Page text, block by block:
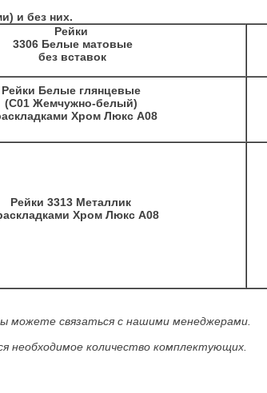
и без них.
Рейки
3306 Белые матовые
без вставок
Рейки Белые глянцевые
(C01 Жемчужно-белый)
Хром Люкс A08
Рейки 3313 Металлик
Хром Люкс А08
можете связаться с нашими менеджерами.
необходимое количество комплектующих.